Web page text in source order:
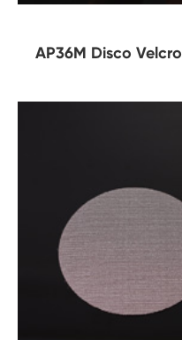
AP36M Disco Velcro